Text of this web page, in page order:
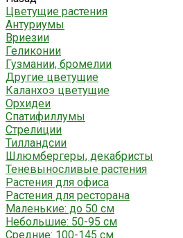
Цветущие растения
Антуриумы
Вриезии
Геликонии
Гузмании, бромелии
Другие цветущие
Каланхоэ цветущие
Орхидеи
Спатифиллумы
Стрелиции
Тилландсии
Шлюмбергеры, декабристы
Теневыносливые растения
Растения для офиса
Растения для ресторана
Маленькие: до 50 см
Небольшие: 50-95 см
Средние: 100-145 см